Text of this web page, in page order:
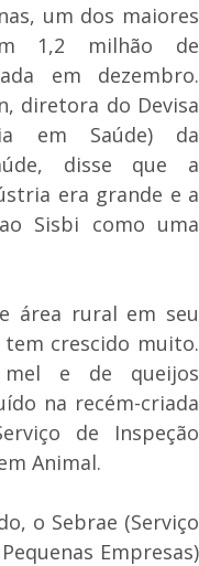
um dos maiores
1,2 milhão de
em dezembro.
diretora do Devisa
em Saúde) da
disse que a
era grande e a
Sisbi como uma
área rural em seu
crescido muito.
e de queijos
na recém-criada
de Inspeção
Animal.
o Sebrae (Serviço
Empresas)